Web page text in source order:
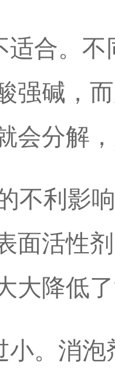
适合。
强碱，
会分解
不利影
面活性
大降低
小。消